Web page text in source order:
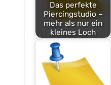
Das perfekte
Piercingstudio –
mehr als nur ein
kleines Loch